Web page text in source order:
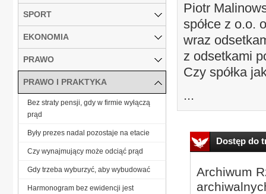
Piotr
spółce z o.o.
wraz
z odsetkami
Czy spółka
...
Dostęp do
Archiwum
SPORT
EKONOMIA
PRAWO
PRAWO I PRAKTYKA
Bez straty pensji, gdy w firmie wyłączą
prąd
Były prezes nadal pozostaje na etacie
Czy wynajmujący może odciąć prąd
Gdy trzeba wyburzyć, aby wybudować
Harmonogram bez ewidencji jest